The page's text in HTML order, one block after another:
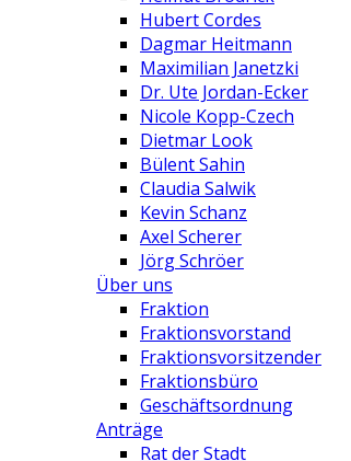
Hubert Cordes
Dagmar Heitmann
Maximilian Janetzki
Dr. Ute Jordan-Ecker
Nicole Kopp-Czech
Dietmar Look
Bülent Sahin
Claudia Salwik
Kevin Schanz
Axel Scherer
Jörg Schröer
Über uns
Fraktion
Fraktionsvorstand
Fraktionsvorsitzender
Fraktionsbüro
Geschäftsordnung
Anträge
Rat der Stadt